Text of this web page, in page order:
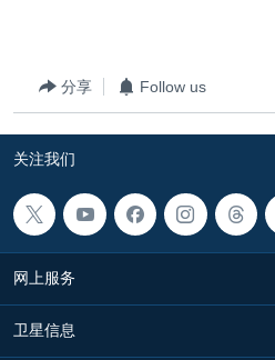
重要讲话与声明
台海两岸关系
南中国海争端
关注西藏
关注新疆
GEN Z 看美国
其他语言网站
分享 Follow us
关注我们
网上服务
卫星信息